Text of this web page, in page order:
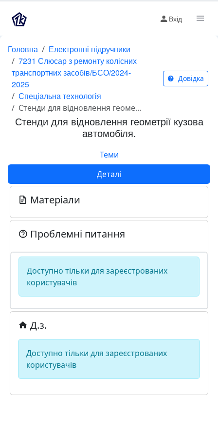
Вхід
Головна
Електронні підручники
7231 Слюсар з ремонту колісних
транспортних засобів/БСО/2024-
2025
Спеціальна технологія
Стенди для відновлення геометрії кузова автомобіля.
Довідка
Стенди для відновлення геометрії кузова
автомобіля.
Теми
Деталі
Матеріали
Проблемні питання
Доступно тільки для зареєстрованих
користувачів
Д.з.
Доступно тільки для зареєстрованих
користувачів